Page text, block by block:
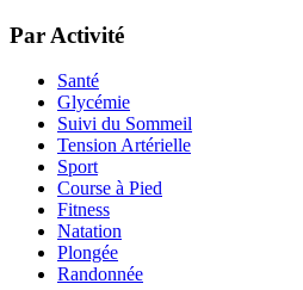
Par Activité
Santé
Glycémie
Suivi du Sommeil
Tension Artérielle
Sport
Course à Pied
Fitness
Natation
Plongée
Randonnée